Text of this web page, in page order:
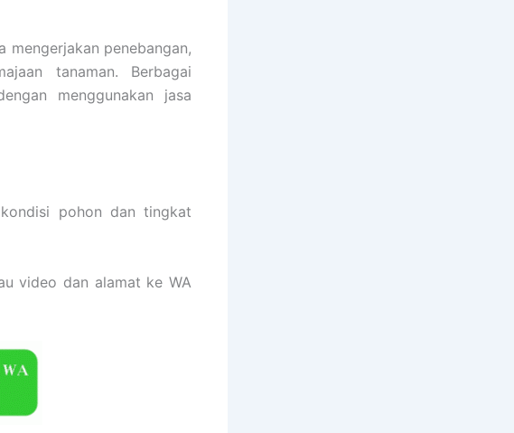
mengerjakan penebangan,
tanaman. Berbagai
menggunakan jasa
pohon dan tingkat
video dan alamat ke WA